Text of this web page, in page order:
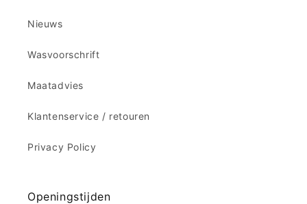
Nieuws
Wasvoorschrift
Maatadvies
Klantenservice / retouren
Privacy Policy
Openingstijden